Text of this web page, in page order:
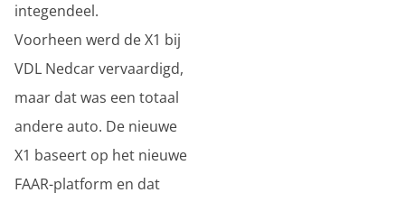
integendeel.
Voorheen werd de X1 bij
VDL Nedcar vervaardigd,
maar dat was een totaal
andere auto. De nieuwe
X1 baseert op het nieuwe
FAAR-platform en dat